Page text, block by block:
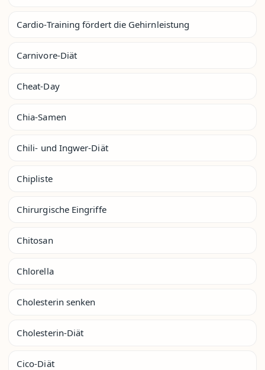
Cardio-Training fördert die Gehirnleistung
Carnivore-Diät
Cheat-Day
Chia-Samen
Chili- und Ingwer-Diät
Chipliste
Chirurgische Eingriffe
Chitosan
Chlorella
Cholesterin senken
Cholesterin-Diät
Cico-Diät